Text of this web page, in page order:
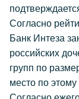
Согласно
Банк Интеза
российских
групп по
место по